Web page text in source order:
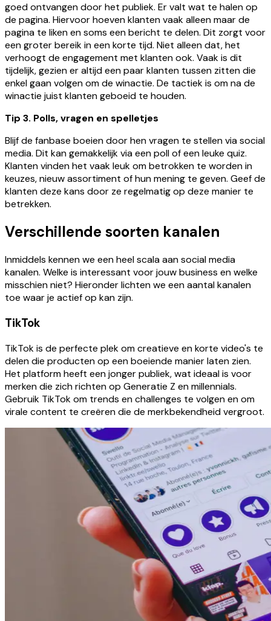
goed ontvangen door het publiek. Er valt wat te halen op
de pagina. Hiervoor hoeven klanten vaak alleen maar de
pagina te liken en soms een bericht te delen. Dit zorgt voor
een groter bereik in een korte tijd. Niet alleen dat, het
verhoogt de engagement met klanten ook. Vaak is dit
tijdelijk, gezien er altijd een paar klanten tussen zitten die
enkel gaan volgen om de winactie. De tactiek is om na de
winactie juist klanten geboeid te houden.
Tip 3. Polls, vragen en spelletjes
Blijf de fanbase boeien door hen vragen te stellen via social
media. Dit kan gemakkelijk via een poll of een leuke quiz.
Klanten vinden het vaak leuk om betrokken te worden in
keuzes, nieuw assortiment of hun mening te geven. Geef de
klanten deze kans door ze regelmatig op deze manier te
betrekken.
Verschillende soorten kanalen
Inmiddels kennen we een heel scala aan social media
kanalen. Welke is interessant voor jouw business en welke
misschien niet? Hieronder lichten we een aantal kanalen
toe waar je actief op kan zijn.
TikTok
TikTok is de perfecte plek om creatieve en korte video's te
delen die producten op een boeiende manier laten zien.
Het platform heeft een jonger publiek, wat ideaal is voor
merken die zich richten op Generatie Z en millennials.
Gebruik TikTok om trends en challenges te volgen en om
virale content te creëren die de merkbekendheid vergroot.